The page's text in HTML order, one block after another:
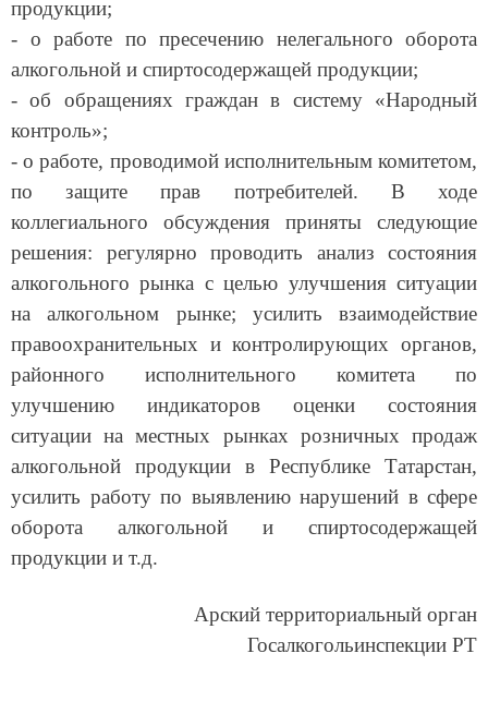
- о работе по пресечению нелегального оборота
алкогольной и спиртосодержащей продукции;
- об обращениях граждан в систему «Народный
контроль»;
- о работе, проводимой исполнительным комитетом,
по защите прав потребителей. В ходе
коллегиального обсуждения приняты следующие
решения: регулярно проводить анализ состояния
алкогольного рынка с целью улучшения ситуации
на алкогольном рынке; усилить взаимодействие
правоохранительных и контролирующих органов,
районного исполнительного комитета по
улучшению индикаторов оценки состояния
ситуации на местных рынках розничных продаж
алкогольной продукции в Республике Татарстан,
усилить работу по выявлению нарушений в сфере
оборота алкогольной и спиртосодержащей
продукции и т.д.
Арский территориальный орган
Госалкогольинспекции РТ